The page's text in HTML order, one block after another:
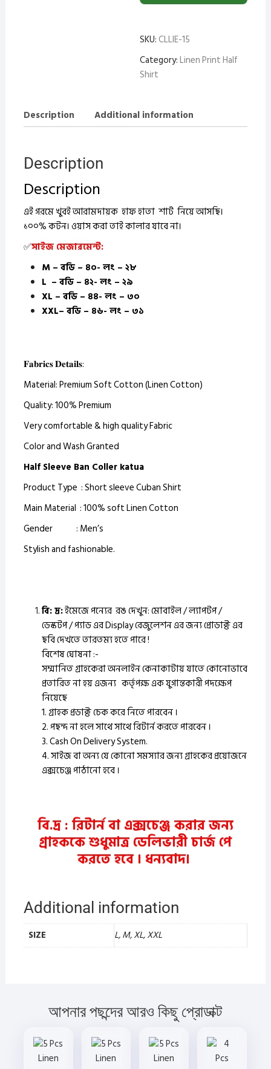
SKU: CLLIE-15
Category:Linen Print Half
Shirt
Description Additional information
Description
Description
এই গরমে খুবই আরামদায়ক হাফ হাতা শার্ট নিয়ে আসছি।
১০০% কটন।ওয়াস করা তাই কালার যাবে না।
✅সাইজ মেজারমেন্ট:
M – বডি – ৪০- লং – ২৮
L – বডি – ৪২- লং – ২৯
XL – বডি – ৪৪- লং – ৩০
XXL– বডি – ৪৬- লং – ৩১
𝐅𝐚𝐛𝐫𝐢𝐜𝐬 𝐃𝐞𝐭𝐚𝐢𝐥𝐬:
Material: Premium Soft Cotton (Linen Cotton)
Quality: 100% Premium
Very comfortable & high quality Fabric
Color and Wash Granted
Half Sleeve Ban Coller katua
Product Type : Short sleeve Cuban Shirt
Main Material : 100% soft Linen Cotton
Gender : Men’s
Stylish and fashionable.
বি: দ্র:ইমেজে পন্যের রঙ দেখুন: মোবাইল / ল্যাপটপ /
ডেস্কটপ / প্যাড এর Display রেজুলেশন এর জন্য প্রোডাক্ট এর
ছবি দেখতে তারতম্য হতে পারে !
বিশেষ ঘোষনা :-
সম্মানিত গ্রাহকেরা অনলাইন কেনাকাটায় যাতে কোনোভাবে
প্রতারিত না হয় এজন্য কর্তৃপক্ষ এক যুগান্তকারী পদক্ষেপ
নিয়েছে
1. গ্রাহক প্রডাক্ট চেক করে নিতে পারবেন ।
2. পছন্দ না হলে সাথে সাথে রিটার্ন করতে পারবেন ।
3. Cash On Delivery System.
4. সাইজ বা অন্য যে কোনো সমস্যার জন্য গ্রাহকের প্রয়োজনে
এক্সচেঞ্জ পাঠানো হবে ।
বি.দ্র : রিটার্ন বা এক্সচেঞ্জ করার জন্য
গ্রাহককে শুধুমাত্র ডেলিভারী চার্জ পে
করতে হবে । ধন্যবাদ।
Additional information
SIZE L, M, XL, XXL
আপনার পছন্দের আরও কিছু প্রোডাক্ট